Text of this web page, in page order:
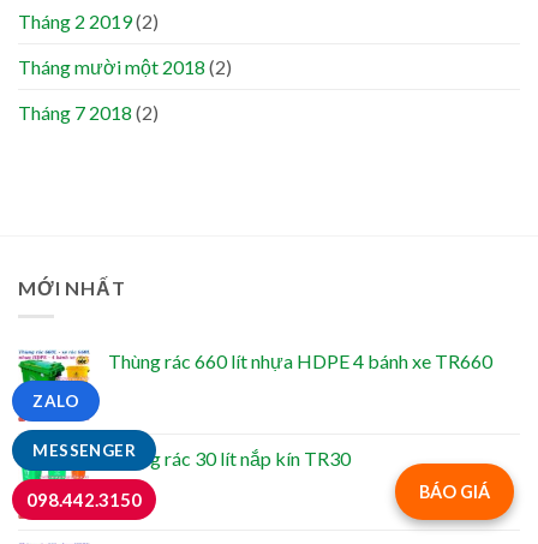
Tháng 2 2019(2)
Tháng mười một 2018 (2)
Tháng 7 2018 (2)
MỚI NHẤT
Thùng rác 660 lít nhựa HDPE 4 bánh xe TR660
Thùng rác 30 lít nắp kín TR30
BÁO GIÁ
MESSENGER
ZALO
098.442.3150